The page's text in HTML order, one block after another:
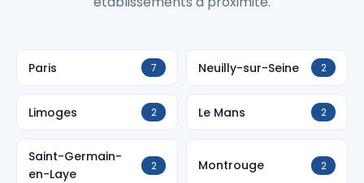
Paris 7 Neuilly-sur-Seine 2
Limoges 2 Le Mans 2
Saint-Germain-
en-Laye
2 Montrouge 2